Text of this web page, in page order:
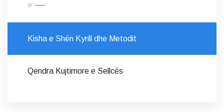
Kisha e Shën Kyrill dhe Metodit
Qendra Kujtimore e Sellcës